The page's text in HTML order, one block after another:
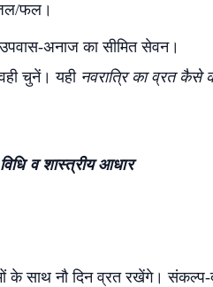
फल।
अनाज का सीमित सेवन।
चुनें। यही नवरात्रि का व्रत कैसे
व शास्त्रीय आधार
के साथ नौ दिन व्रत रखेंगे।